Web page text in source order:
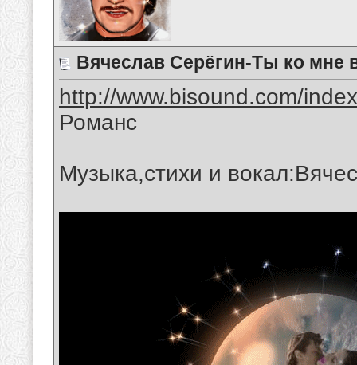
Вячеслав Серёгин-Ты ко мне
http://www.bisound.com/
Романс
Музыка,стихи и